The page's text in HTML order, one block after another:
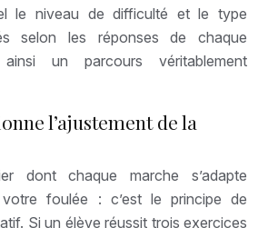
le niveau de difficulté et le type
selon les réponses de chaque
un parcours véritablement
l’ajustement de la
dont chaque marche s’adapte
votre foulée : c’est le principe de
Si un élève réussit trois exercices